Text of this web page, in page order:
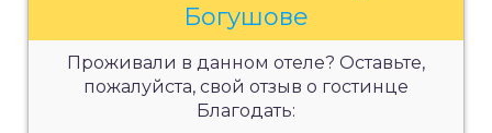
Богушове
Проживали в данном отеле? Оставьте,
пожалуйста, свой отзыв о гостинце
Благодать: